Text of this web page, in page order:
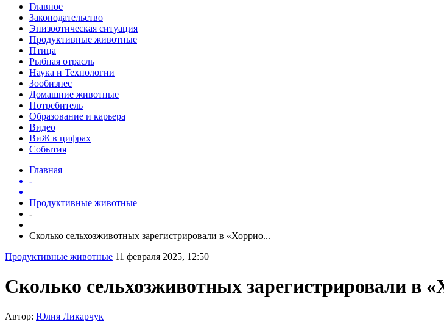
Главное
Законодательство
Эпизоотическая ситуация
Продуктивные животные
Птица
Рыбная отрасль
Наука и Технологии
Зообизнес
Домашние животные
Потребитель
Образование и карьера
Видео
ВиЖ в цифрах
События
Главная
-
Продуктивные животные
-
Сколько сельхозживотных зарегистрировали в «Хоррио...
Продуктивные животные 11 февраля 2025, 12:50
Сколько сельхозживотных зарегистрировали в
Автор: Юлия Ликарчук